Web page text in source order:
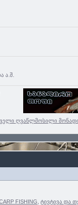
ა.შ.
ღვაწლმოსილი
FISHING ტივტივა და